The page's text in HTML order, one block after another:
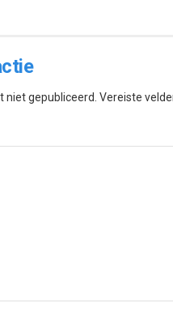
niet gepubliceerd. Vereiste